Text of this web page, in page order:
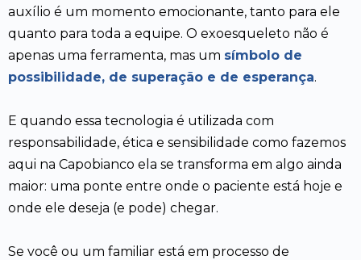
auxílio é um momento emocionante, tanto para ele
quanto para toda a equipe. O exoesqueleto não é
apenas uma ferramenta, mas um símbolo de
possibilidade, de superação e de esperança.
E quando essa tecnologia é utilizada com
responsabilidade, ética e sensibilidade como fazemos
aqui na Capobianco ela se transforma em algo ainda
maior: uma ponte entre onde o paciente está hoje e
onde ele deseja (e pode) chegar.
Se você ou um familiar está em processo de